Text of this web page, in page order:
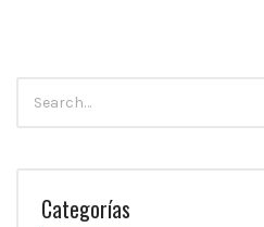
para:
Categorías